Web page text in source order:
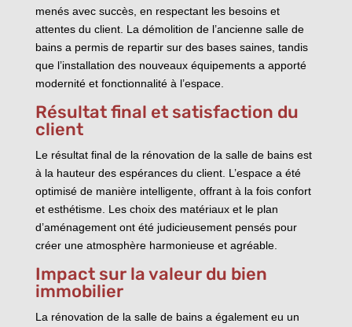
menés avec succès, en respectant les besoins et
attentes du client. La démolition de l’ancienne salle de
bains a permis de repartir sur des bases saines, tandis
que l’installation des nouveaux équipements a apporté
modernité et fonctionnalité à l’espace.
Résultat final et satisfaction du
client
Le résultat final de la rénovation de la salle de bains est
à la hauteur des espérances du client. L’espace a été
optimisé de manière intelligente, offrant à la fois confort
et esthétisme. Les choix des matériaux et le plan
d’aménagement ont été judicieusement pensés pour
créer une atmosphère harmonieuse et agréable.
Impact sur la valeur du bien
immobilier
La rénovation de la salle de bains a également eu un